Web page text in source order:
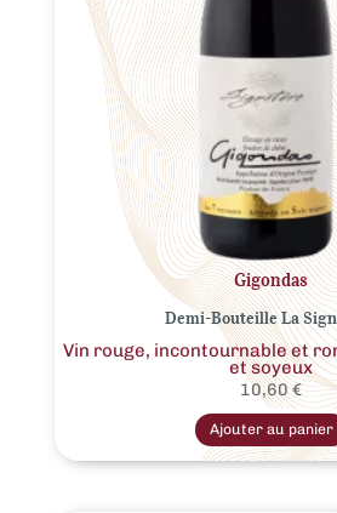
Gigondas
Demi-Bouteille La
Vin rouge, incontournable et
et soyeux
10,60€
Ajouter au panier